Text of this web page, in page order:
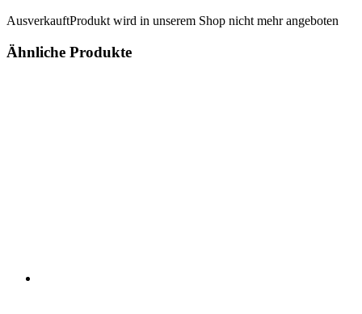
AusverkauftProdukt wird in unserem Shop nicht mehr angeboten
Ähnliche Produkte